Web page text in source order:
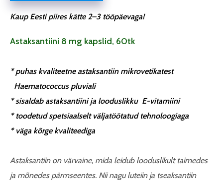
Kaup Eesti piires kätte 2–3 tööpäevaga!
Astaksantiini 8 mg kapslid, 60tk
*puhas kvaliteetne astaksantiin mikrovetikatest
Haematococcus pluviali
*sisaldab astaksantiini ja looduslikkuE-vitamiini
* toodetud spetsiaalselt väljatöötatud tehnoloogiaga
* väga kõrge kvaliteediga
Astaksantiin on värvaine, mida leidub looduslikult taimedes
ja mõnedes pärmseentes. Nii nagu luteiin ja tseaksantiin